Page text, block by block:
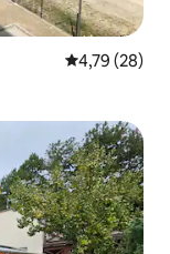
Évaluation
4,79 (28)